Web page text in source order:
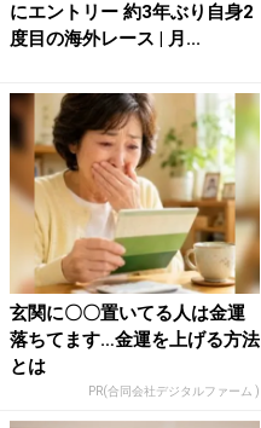
にエントリー 約3年ぶり自身2
度目の海外レース | 月...
玄関に〇〇置いてる人は金運
落ちてます…金運を上げる方法
とは
PR(合同会社デジタルファーム )